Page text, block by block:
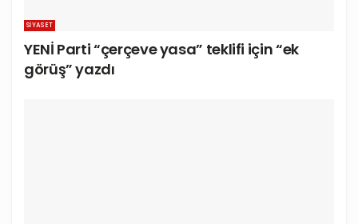
SIYASET
YENİ Parti “çerçeve yasa” teklifi için “ek
görüş” yazdı